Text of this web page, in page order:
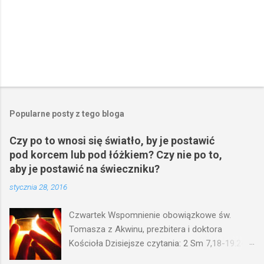
Popularne posty z tego bloga
Czy po to wnosi się światło, by je postawić
pod korcem lub pod łóżkiem? Czy nie po to,
aby je postawić na świeczniku?
stycznia 28, 2016
Czwartek Wspomnienie obowiązkowe św.
Tomasza z Akwinu, prezbitera i doktora
Kościoła Dzisiejsze czytania: 2 Sm 7,18-19.24-